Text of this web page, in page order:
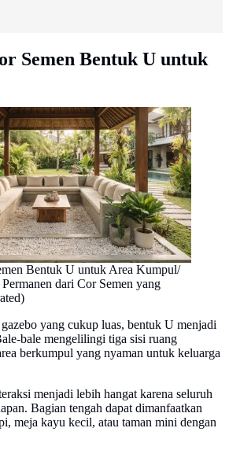
Semen Bentuk U untuk
Bentuk U untuk Area Kumpul/
dari Cor Semen yang
yang cukup luas, bentuk U menjadi
bale mengelilingi tiga sisi ruang
berkumpul yang nyaman untuk keluarga
menjadi lebih hangat karena seluruh
Bagian tengah dapat dimanfaatkan
meja kayu kecil, atau taman mini dengan